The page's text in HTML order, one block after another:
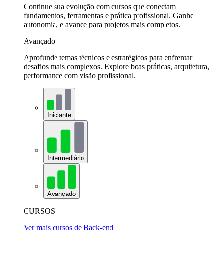
Continue sua evolução com cursos que conectam
fundamentos, ferramentas e prática profissional. Ganhe
autonomia, e avance para projetos mais completos.
Avançado
Aprofunde temas técnicos e estratégicos para enfrentar
desafios mais complexos. Explore boas práticas, arquitetura,
performance com visão profissional.
Iniciante
Intermediário
Avançado
CURSOS
Ver mais cursos de Back-end